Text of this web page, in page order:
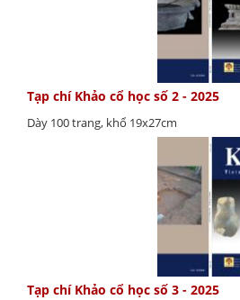
Tạp chí Khảo cổ học số 2 - 2025
Dày 100 trang, khổ 19x27cm
Tạp chí Khảo cổ học số 3 - 2025